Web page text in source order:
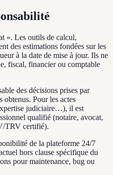
». Les outils de calcul,
des estimations fondées sur les
à la date de mise à jour. Ils ne
fiscal, financier ou comptable
des décisions prises par
obtenus. Pour les actes
judiciaire…), il est
qualifié (notaire, avocat,
TRV certifié).
de la plateforme 24/7
hors clause spécifique du
pour maintenance, bug ou